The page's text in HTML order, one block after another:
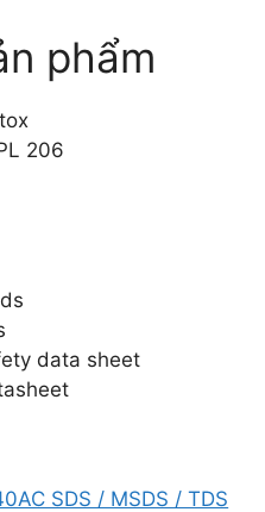
phẩm
206
data sheet
SDS / MSDS / TDS